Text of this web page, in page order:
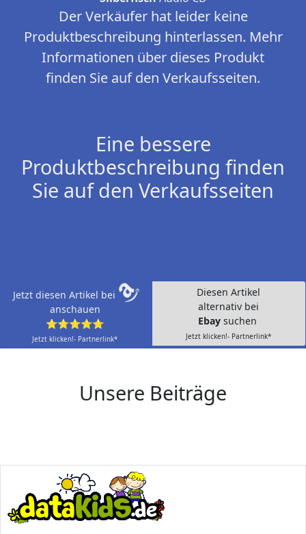
Der Verkäufer hat leider keine
Produktbeschreibung hinterlassen. Mehr
Informationen über dieses Produkt
finden Sie auf den Verkaufsseiten.
Eine bessere
Produktbeschreibung finden
Sie auf den Verkaufsseiten
Jetzt diesen Artikel bei
anschauen
⭐⭐⭐⭐⭐
Jetzt klicken!- Partnerlink*
Diesen Artikel
alternativ bei
Ebay suchen
Jetzt klicken!- Partnerlink*
Unsere Beiträge